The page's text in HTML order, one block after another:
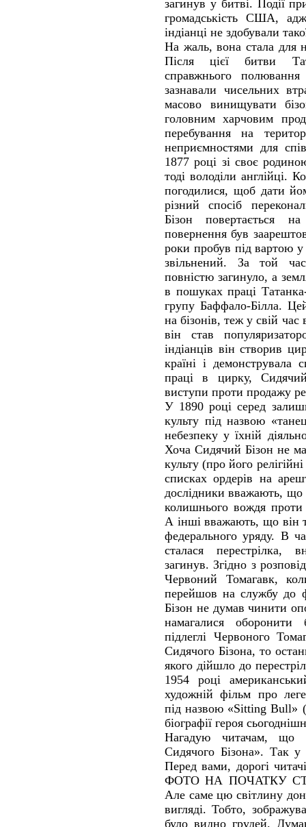
загинув у битві. Події
громадськість США,
індіанці не здобували
На жаль, вона стала для
Після цієї битви
справжнього полювання
зазнавали чисельних
масово винищувати
головним харчовим
перебування на
неприємностями для
1877 році зі своє
тоді володіли англійці.
погодилися, щоб дати
різний спосіб
Бізон повертається
повернення був
роки пробув під вартою
звільнений. За той
повністю загинуло, а
в пошуках праці
групу Баффало-Білла.
на бізонів, теж у свій
він став
індіанців він створив
країні і демонструвала
праці в цирку,
виступи проти продажу
У 1890 році серед
культу під назвою
небезпеку у їхній
Хоча Сидячий Бізон не
культу (про його
списках ордерів на
дослідники вважають,
колишнього вождя проти
А інші вважають, що він
федерального уряду. В
сталася перестрілка,
загинув. Згідно з
Червоний Томагавк,
перейшов на службу до
Бізон не думав чинити
намагалися оборонити
підлеглі Червоного
Сидячого Бізона, то
якого дійшло до
1954 році
художній фільм про
під назвою «Sitting Bull»
біографії героя
Нагадую читачам, що
Сидячого Бізона». Так
Перед вами, дорогі
ФОТО НА ПОЧАТКУ
Але саме цю світлину
вигляді. Тобто,
було видно грудей.